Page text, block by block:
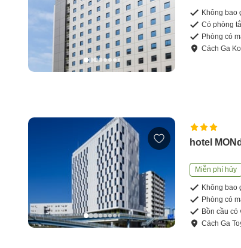
Không bao
Có phòng
Phòng có
CáchGa
hotel
Miễn phí hủy
Không bao
Phòng có
Bồn cầu có
CáchGa